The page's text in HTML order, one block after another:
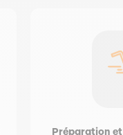
Préparation